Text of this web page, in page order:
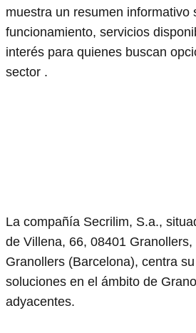
muestra un resumen informativo
funcionamiento, servicios
interés para quienes buscan
sector .
La compañía Secrilim, S.a.,
de Villena, 66, 08401 Granollers,
Granollers (Barcelona), centra
soluciones en el ámbito de
adyacentes.